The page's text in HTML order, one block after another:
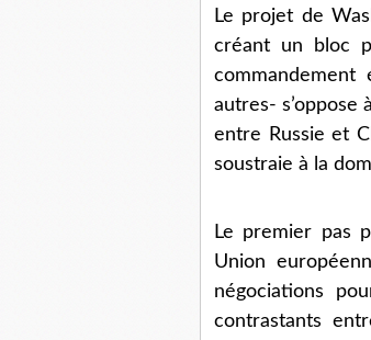
Le projet de
créant un bloc
autres- s’oppose
entre Russie et
soustraie à la
Le premier pas
Union
négociations
contrastants